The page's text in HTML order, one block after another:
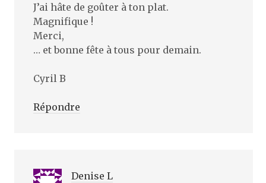
J’ai hâte de goûter à ton plat.
Magnifique !
Merci,
… et bonne fête à tous pour demain.
Cyril B
Répondre
Denise L